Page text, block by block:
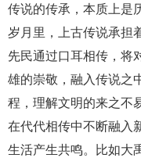
传说的传承，本质上是
岁月里，上古传说承担
先民通过口耳相传，将
雄的崇敬，融入传说之
程，理解文明的来之不
在代代相传中不断融入
生活产生共鸣。比如大